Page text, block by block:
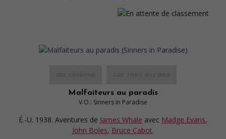
Malfaiteurs au paradis
V.O.: Sinners in Paradise
É.-U. 1938. Aventures de James Whale avec Madge Evans,
John Boles, Bruce Cabot.